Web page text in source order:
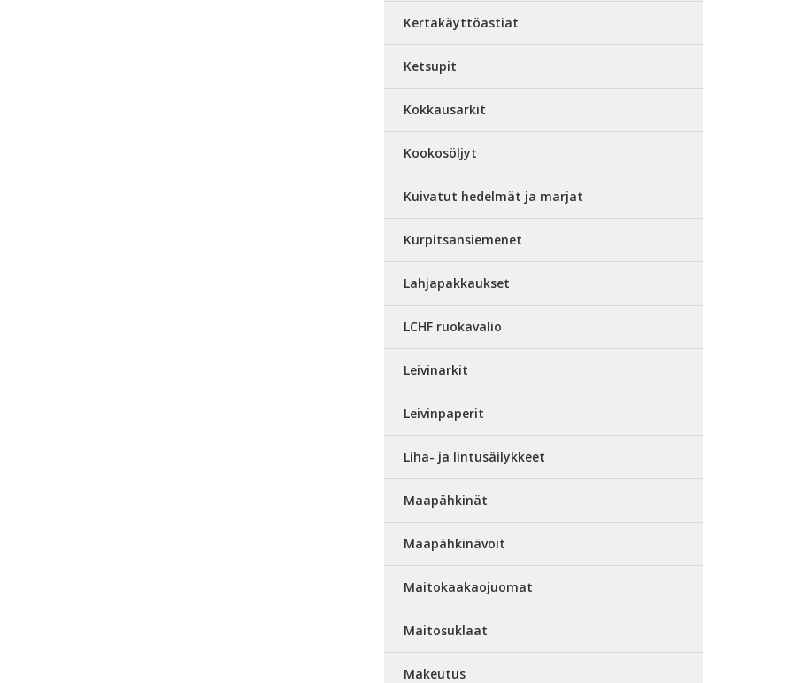
Kertakäyttöastiat
Ketsupit
Kokkausarkit
Kookosöljyt
Kuivatut hedelmät ja marjat
Kurpitsansiemenet
Lahjapakkaukset
LCHF ruokavalio
Leivinarkit
Leivinpaperit
Liha- ja lintusäilykkeet
Maapähkinät
Maapähkinävoit
Maitokaakaojuomat
Maitosuklaat
Makeutus